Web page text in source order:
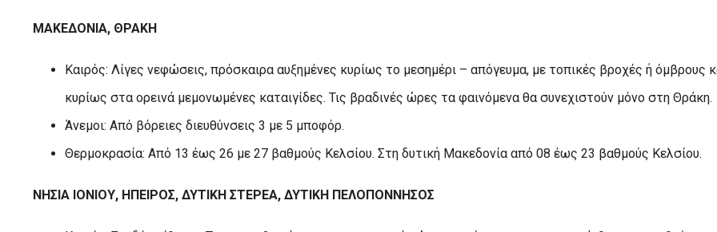
ΜΑΚΕΔΟΝΙΑ, ΘΡΑΚΗ
Καιρός: Λίγες νεφώσεις, πρόσκαιρα αυξημένες κυρίως το μεσημέρι – απόγευμα, με τοπικές βροχές ή όμβρους
κυρίως στα ορεινά μεμονωμένες καταιγίδες. Τις βραδινές ώρες τα φαινόμενα θα συνεχιστούν μόνο στη Θράκη.
Άνεμοι: Από βόρειες διευθύνσεις 3 με 5 μποφόρ.
Θερμοκρασία: Από 13 έως 26 με 27 βαθμούς Κελσίου. Στη δυτική Μακεδονία από 08 έως 23 βαθμούς Κελσίου.
ΝΗΣΙΑ ΙΟΝΙΟΥ, ΗΠΕΙΡΟΣ, ΔΥΤΙΚΗ ΣΤΕΡΕΑ, ΔΥΤΙΚΗ ΠΕΛΟΠΟΝΝΗΣΟΣ